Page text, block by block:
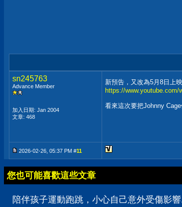
sn245763
Advance Member
加入日期: Jan 2004
文章: 468
新預告，又改為5月8日上映
https://
看來這次要把Johnny Cage
2026-02-26, 05:37 PM #11
您也可能喜歡這些文章
陪伴孩子運動跑跳，小心自己意外受傷影